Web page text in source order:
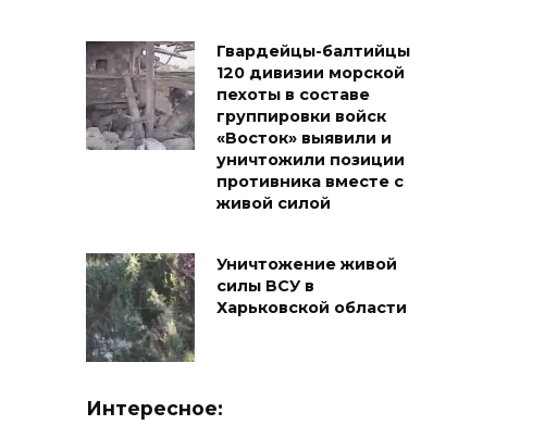
Гвардейцы-балтийцы
120 дивизии морской
пехоты в составе
группировки войск
«Восток» выявили и
уничтожили позиции
противника вместе с
живой силой
Уничтожение живой
силы ВСУ в
Харьковской области
Интересное: